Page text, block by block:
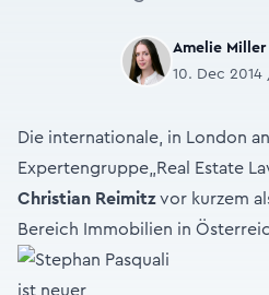
Amelie Miller
10. Dec 2014
Die internationale, in London
Expertengruppe„Real Estate
Christian Reimitzvor kurzem
Bereich Immobilien in